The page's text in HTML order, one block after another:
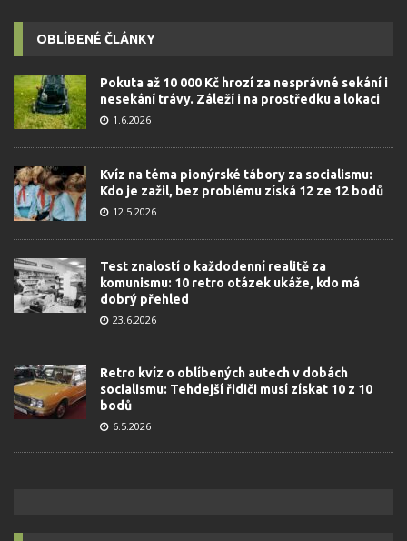
OBLÍBENÉ ČLÁNKY
Pokuta až 10 000 Kč hrozí za nesprávné sekání i
nesekání trávy. Záleží i na prostředku a lokaci
1.6.2026
Kvíz na téma pionýrské tábory za socialismu:
Kdo je zažil, bez problému získá 12 ze 12 bodů
12.5.2026
Test znalostí o každodenní realitě za
komunismu: 10 retro otázek ukáže, kdo má
dobrý přehled
23.6.2026
Retro kvíz o oblíbených autech v dobách
socialismu: Tehdejší řidiči musí získat 10 z 10
bodů
6.5.2026